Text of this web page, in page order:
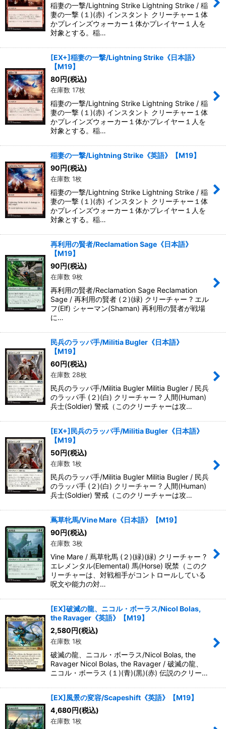
稲妻の一撃/Lightning Strike Lightning Strike / 稲
妻の一撃 (１)(赤) インスタント クリーチャー１体
かプレインズウォーカー１体かプレイヤー１人を
対象とする。稲…
[EX+]稲妻の一撃/Lightning Strike《日本語》
【M19】
80円(税込)
在庫数 17枚
稲妻の一撃/Lightning Strike Lightning Strike / 稲
妻の一撃 (１)(赤) インスタント クリーチャー１体
かプレインズウォーカー１体かプレイヤー１人を
対象とする。稲…
稲妻の一撃/Lightning Strike《英語》【M19】
90円(税込)
在庫数 1枚
稲妻の一撃/Lightning Strike Lightning Strike / 稲
妻の一撃 (１)(赤) インスタント クリーチャー１体
かプレインズウォーカー１体かプレイヤー１人を
対象とする。稲…
再利用の賢者/Reclamation Sage《日本語》
【M19】
90円(税込)
在庫数 9枚
再利用の賢者/Reclamation Sage Reclamation
Sage / 再利用の賢者 (２)(緑) クリーチャー ? エル
フ(Elf) シャーマン(Shaman) 再利用の賢者が戦場
に…
民兵のラッパ手/Militia Bugler《日本語》
【M19】
60円(税込)
在庫数 28枚
民兵のラッパ手/Militia Bugler Militia Bugler / 民兵
のラッパ手 (２)(白) クリーチャー ? 人間(Human)
兵士(Soldier) 警戒（このクリーチャーは攻…
[EX+]民兵のラッパ手/Militia Bugler《日本語》
【M19】
50円(税込)
在庫数 1枚
民兵のラッパ手/Militia Bugler Militia Bugler / 民兵
のラッパ手 (２)(白) クリーチャー ? 人間(Human)
兵士(Soldier) 警戒（このクリーチャーは攻…
蔦草牝馬/Vine Mare《日本語》【M19】
90円(税込)
在庫数 3枚
Vine Mare / 蔦草牝馬 (２)(緑)(緑) クリーチャー ?
エレメンタル(Elemental) 馬(Horse) 呪禁（このク
リーチャーは、対戦相手がコントロールしている
呪文や能力の対…
[EX]破滅の龍、ニコル・ボーラス/Nicol Bolas,
the Ravager《英語》【M19】
2,580円(税込)
在庫数 1枚
破滅の龍、ニコル・ボーラス/Nicol Bolas, the
Ravager Nicol Bolas, the Ravager / 破滅の龍、
ニコル・ボーラス (１)(青)(黒)(赤) 伝説のクリー…
[EX]風景の変容/Scapeshift《英語》【M19】
4,680円(税込)
在庫数 1枚